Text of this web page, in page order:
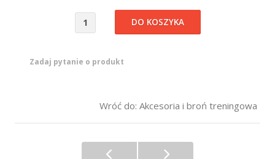
Zadaj pytanie o produkt
Wróć do: Akcesoria i broń treningowa